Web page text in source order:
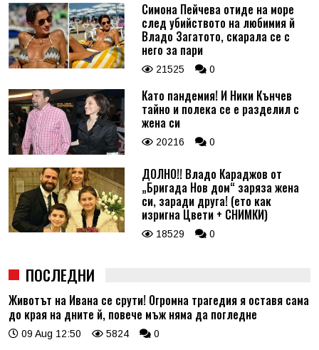
Симона Пейчева отиде на море
след убийството на любимия й
Владо Загатото, скарала се с
него за пари
21525 0
Като пандемия! И Ники Кънчев
тайно и полека се е разделил с
жена си
20216 0
ДОЛНО!! Владо Караджов от
„Бригада Нов дом“ заряза жена
си, заради друга! (ето как
изригна Цвети + СНИМКИ)
18529 0
ПОСЛЕДНИ
Животът на Ивана се срути! Огромна трагедия я оставя сама
до края на дните й, повече мъж няма да погледне
09 Aug 12:50 5824 0